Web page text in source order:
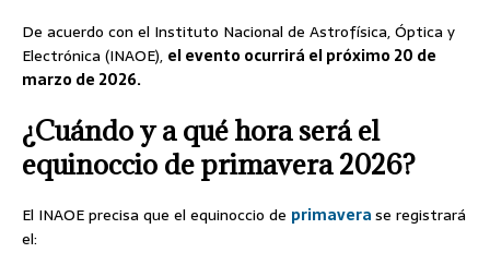
De acuerdo con el Instituto Nacional de Astrofísica, Óptica y
Electrónica (INAOE), el evento ocurrirá el próximo 20 de
marzo de 2026.
¿Cuándo y a qué hora será el
equinoccio de primavera 2026?
El INAOE precisa que el equinoccio de primaverase registrará
el: